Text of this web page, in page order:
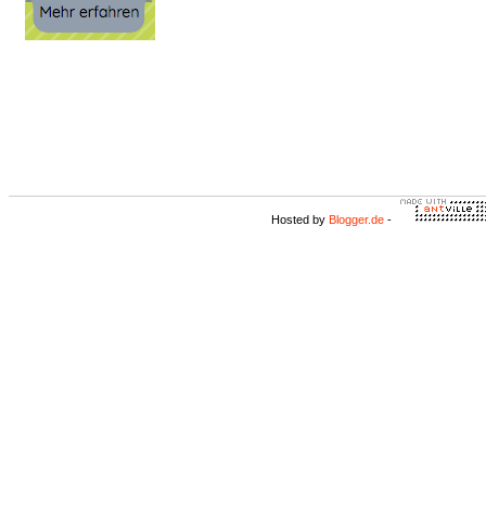
Hosted by Blogger.de -